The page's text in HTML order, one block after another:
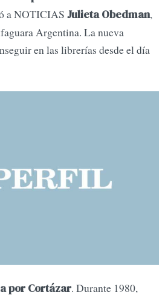
a NOTICIAS Julieta Obedman,
Argentina. La nueva
en las librerías desde el día
por Cortázar. Durante 1980,